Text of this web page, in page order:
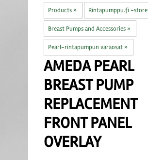
Products ‪» Rintapumppu.fi -store
Breast Pumps and Accessories ‪»
Pearl-rintapumpun varaosat ‪»
AMEDA PEARL
BREAST PUMP
REPLACEMENT
FRONT PANEL
OVERLAY